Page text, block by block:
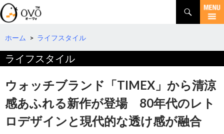
検
索
コ
テ
ツ
へ
ホーム > ライフスタイル
ライフスタイル
ウォッチブランド「TIMEX」から清涼
感あふれる新作が登場 80年代のレト
ロデザインと現代的な透け感が融合